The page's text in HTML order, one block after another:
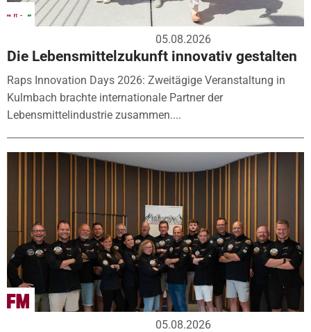
05.08.2026
Die Lebensmittelzukunft innovativ gestalten
Raps Innovation Days 2026: Zweitägige Veranstaltung in
Kulmbach brachte internationale Partner der
Lebensmittelindustrie zusammen....
05.08.2026